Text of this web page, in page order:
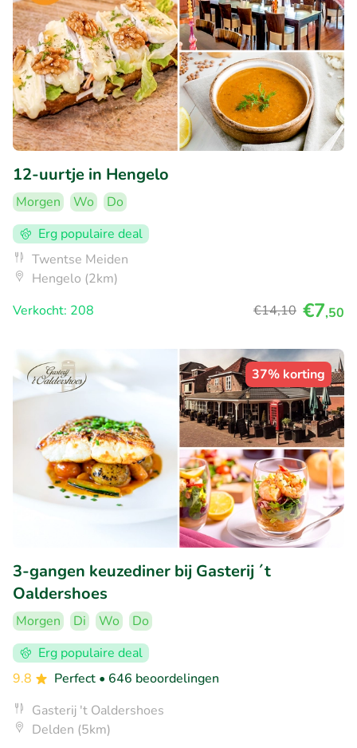
12-uurtje in Hengelo
Morgen Wo
Do
Erg populaire deal
Twentse Meiden
Hengelo (2km)
Verkocht: 208
€14,10 €7,50
37% korting
3-gangen keuzediner bij Gasterij ´t
Oaldershoes
Morgen Di Wo
Do
Erg populaire deal
9.8
Perfect • 646 beoordelingen
Gasterij 't Oaldershoes
Delden (5km)